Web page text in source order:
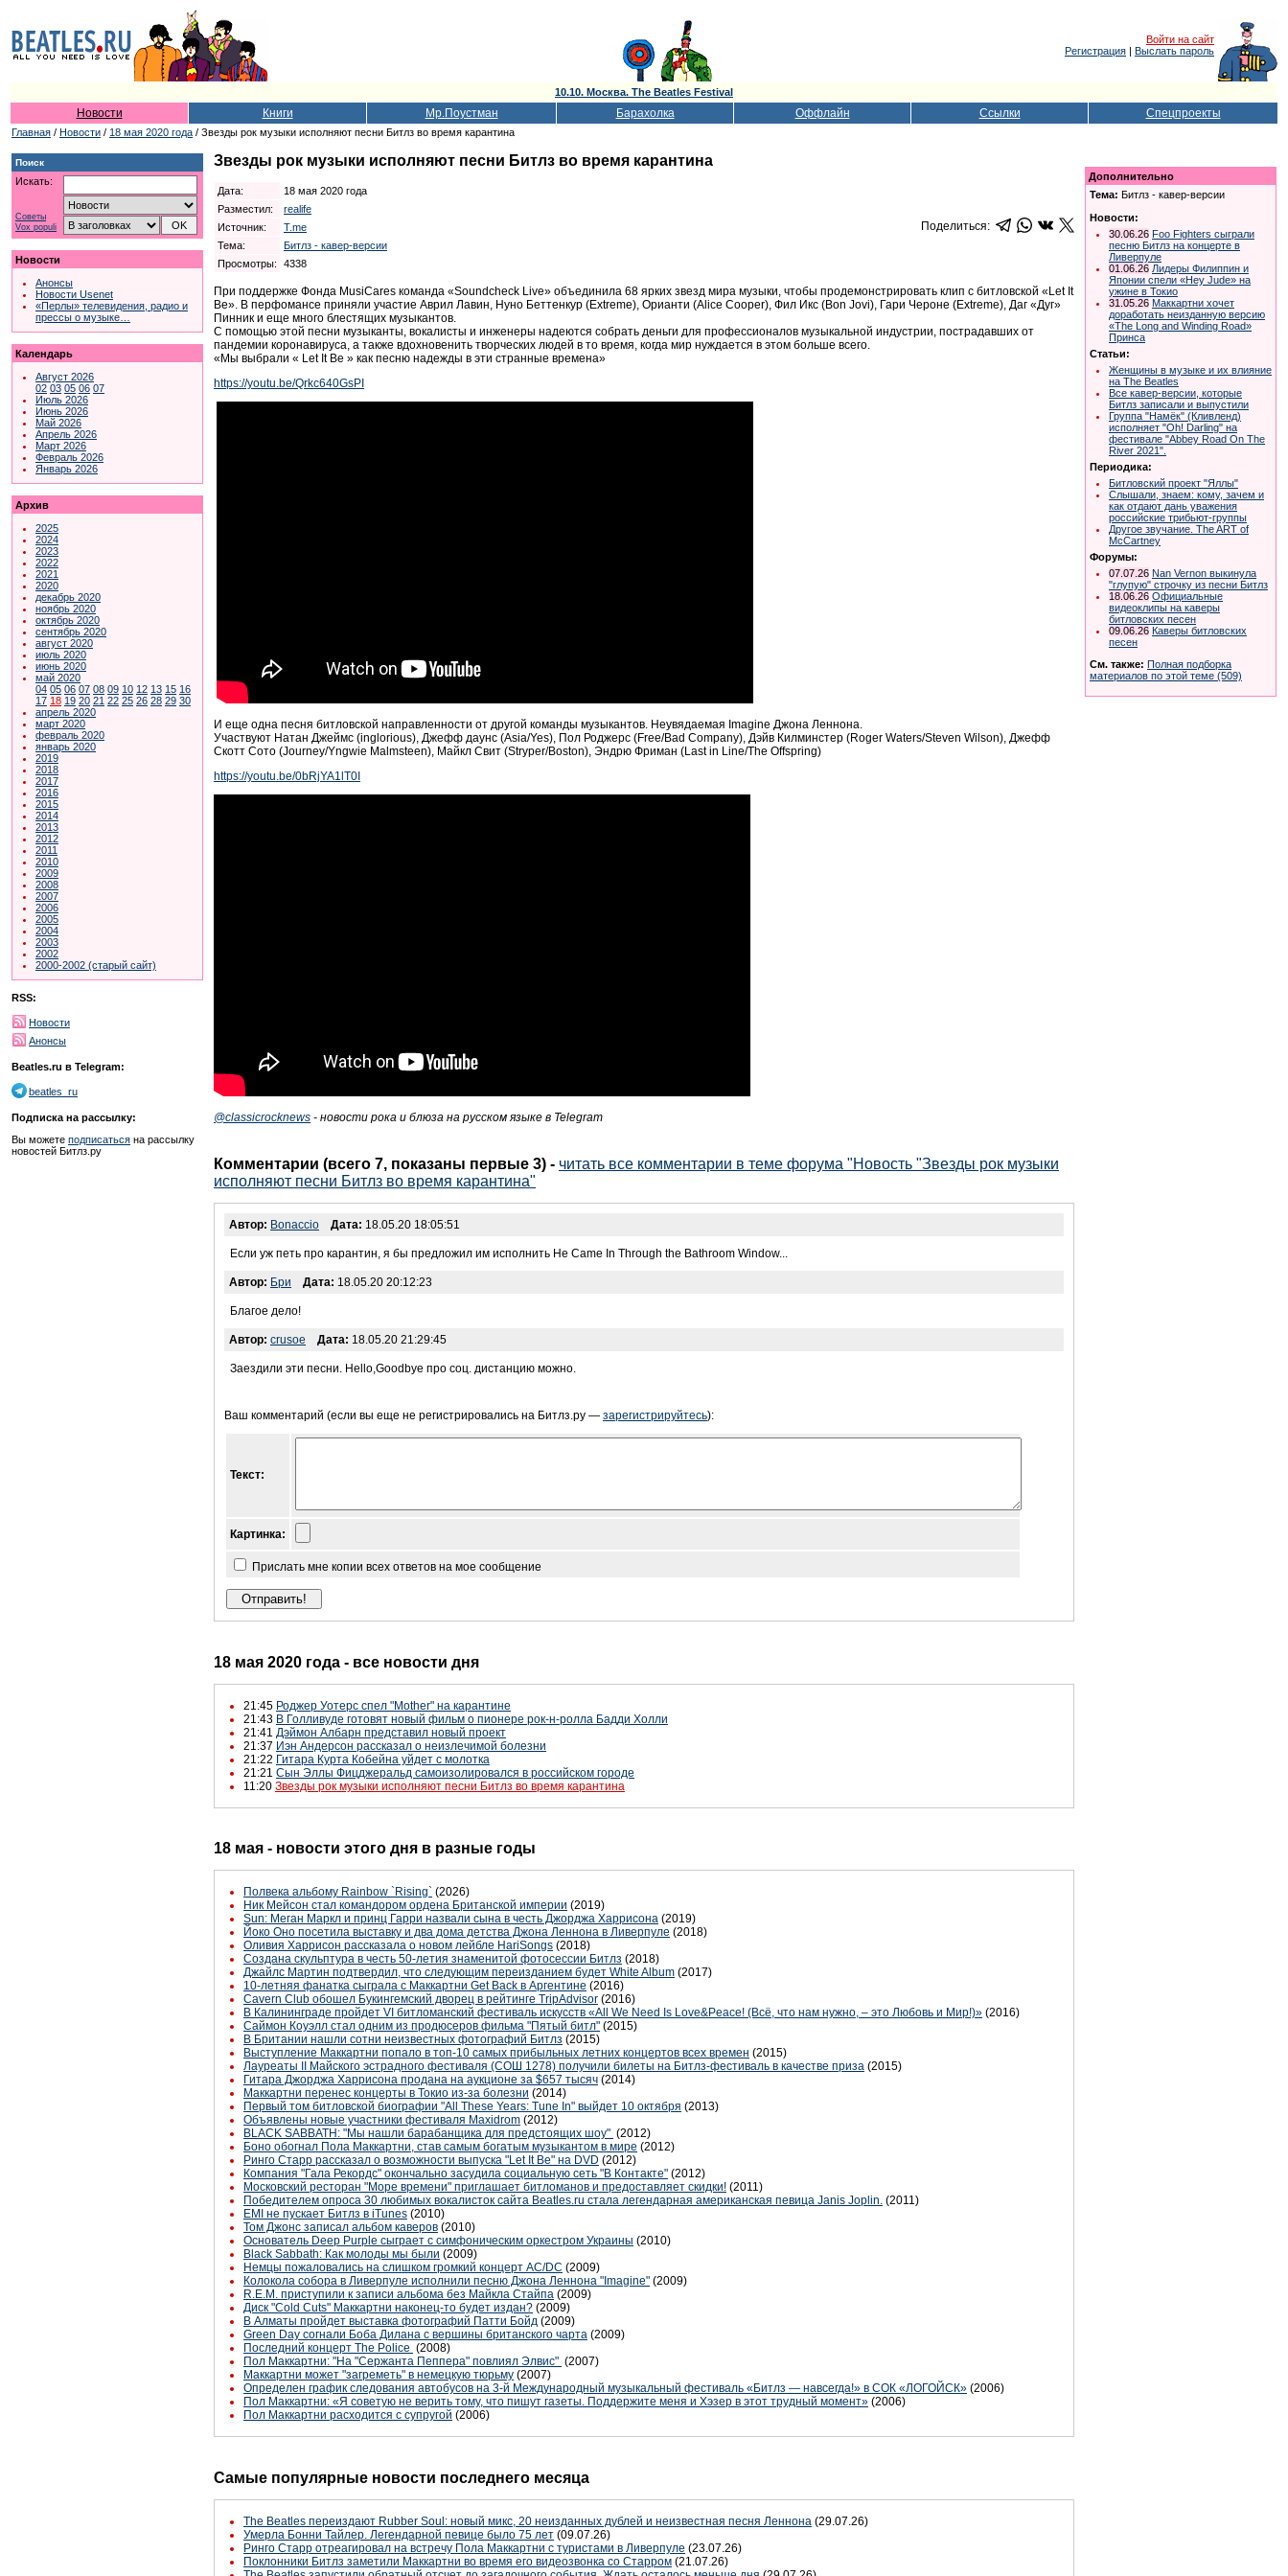
Войти на сайт
Регистрация | Выслать пароль
10.10. Москва. The Beatles Festival
Новости Книги Мр.Поустман Барахолка Оффлайн Ссылки Спецпроекты
Главная / Новости / 18 мая 2020 года / Звезды рок музыки исполняют песни Битлз во время карантина
Поиск
Искать:
Советы
Vox populi
Новости
Анонсы
Новости Usenet
«Перлы» телевидения, радио и
прессы о музыке…
Календарь
Август 2026
02 03 05 06 07
Июль 2026
Июнь 2026
Май 2026
Апрель 2026
Март 2026
Февраль 2026
Январь 2026
Архив
2025
2024
2023
2022
2021
2020
декабрь 2020
ноябрь 2020
октябрь 2020
сентябрь 2020
август 2020
июль 2020
июнь 2020
май 2020
04 05 06 07 08 09 10 12 13 15 16
17 18 19 20 21 22 25 26 28 29 30
апрель 2020
март 2020
февраль 2020
январь 2020
2019
2018
2017
2016
2015
2014
2013
2012
2011
2010
2009
2008
2007
2006
2005
2004
2003
2002
2000-2002 (старый сайт)
RSS:
Новости
Анонсы
Beatles.ru в Telegram:
beatles_ru
Подписка на рассылку:
Вы можете подписаться на рассылку
новостей Битлз.ру
Звезды рок музыки исполняют песни Битлз во время карантина
Дата:
18 мая 2020 года
Разместил:
realife
Источник:
T.me
Тема:
Битлз - кавер-версии
Просмотры:
4338
Поделиться:
При поддержке Фонда MusiCares команда «Soundcheck Live» объединила 68 ярких звезд мира музыки, чтобы продемонстрировать клип с битловской «Let It
Be». В перфомансе приняли участие Аврил Лавин, Нуно Беттенкур (Extreme), Орианти (Alice Cooper), Фил Икс (Bon Jovi), Гари Чероне (Extreme), Даг «Дуг»
Пинник и еще много блестящих музыкантов.
С помощью этой песни музыканты, вокалисты и инженеры надеются собрать деньги для профессионалов музыкальной индустрии, пострадавших от
пандемии коронавируса, а также вдохновенить творческих людей в то время, когда мир нуждается в этом больше всего.
«Мы выбрали « Let It Be » как песню надежды в эти странные времена»
https://youtu.be/Qrkc640GsPI
И еще одна песня битловской направленности от другой команды музыкантов. Неувядаемая Imagine Джона Леннона.
Участвуют Натан Джеймс (inglorious), Джефф даунс (Asia/Yes), Пол Роджерс (Free/Bad Company), Дэйв Килминстер (Roger Waters/Steven Wilson), Джефф
Скотт Сото (Journey/Yngwie Malmsteen), Майкл Свит (Stryper/Boston), Эндрю Фриман (Last in Line/The Offspring)
https://youtu.be/0bRjYA1lT0I
@classicrocknews - новости рока и блюза на русском языке в Telegram
Комментарии (всего 7, показаны первые 3) - читать все комментарии в теме форума "Новость "Звезды рок музыки
исполняют песни Битлз во время карантина"
Автор: Bonaccio Дата: 18.05.20 18:05:51
Если уж петь про карантин, я бы предложил им исполнить He Came In Through the Bathroom Window...
Автор: Бри Дата: 18.05.20 20:12:23
Благое дело!
Автор: crusoe Дата: 18.05.20 21:29:45
Заездили эти песни. Hello,Goodbye про соц. дистанцию можно.
Ваш комментарий (если вы еще не регистрировались на Битлз.ру — зарегистрируйтесь):
Текст:
Картинка:
Прислать мне копии всех ответов на мое сообщение
18 мая 2020 года - все новости дня
21:45 Роджер Уотерс спел "Mother" на карантине
21:43 В Голливуде готовят новый фильм о пионере рок-н-ролла Бадди Холли
21:41 Дэймон Албарн представил новый проект
21:37 Иэн Андерсон рассказал о неизлечимой болезни
21:22 Гитара Курта Кобейна уйдет с молотка
21:21 Сын Эллы Фицджеральд самоизолировался в российском городе
11:20 Звезды рок музыки исполняют песни Битлз во время карантина
18 мая - новости этого дня в разные годы
Полвека альбому Rainbow `Rising` (2026)
Ник Мейсон стал командором ордена Британской империи (2019)
Sun: Меган Маркл и принц Гарри назвали сына в честь Джорджа Харрисона (2019)
Йоко Оно посетила выставку и два дома детства Джона Леннона в Ливерпуле (2018)
Оливия Харрисон рассказала о новом лейбле HariSongs (2018)
Создана скульптура в честь 50-летия знаменитой фотосессии Битлз (2018)
Джайлс Мартин подтвердил, что следующим переизданием будет White Album (2017)
10-летняя фанатка сыграла с Маккартни Get Back в Аргентине (2016)
Cavern Club обошел Букингемский дворец в рейтинге TripAdvisor (2016)
В Калининграде пройдет VI битломанский фестиваль искусств «All We Need Is Love&Peace! (Всё, что нам нужно, – это Любовь и Мир!)» (2016)
Саймон Коуэлл стал одним из продюсеров фильма "Пятый битл" (2015)
В Британии нашли сотни неизвестных фотографий Битлз (2015)
Выступление Маккартни попало в топ-10 самых прибыльных летних концертов всех времен (2015)
Лауреаты II Майского эстрадного фестиваля (СОШ 1278) получили билеты на Битлз-фестиваль в качестве приза (2015)
Гитара Джорджа Харрисона продана на аукционе за $657 тысяч (2014)
Маккартни перенес концерты в Токио из-за болезни (2014)
Первый том битловской биографии "All These Years: Tune In" выйдет 10 октября (2013)
Объявлены новые участники фестиваля Maxidrom (2012)
BLACK SABBATH: "Мы нашли барабанщика для предстоящих шоу" (2012)
Боно обогнал Пола Маккартни, став самым богатым музыкантом в мире (2012)
Ринго Старр рассказал о возможности выпуска "Let It Be" на DVD (2012)
Компания "Гала Рекордс" окончально засудила социальную сеть "В Контакте" (2012)
Московский ресторан "Море времени" приглашает битломанов и предоставляет скидки! (2011)
Победителем опроса 30 любимых вокалисток сайта Beatles.ru стала легендарная американская певица Janis Joplin. (2011)
EMI не пускает Битлз в iTunes (2010)
Том Джонс записал альбом каверов (2010)
Основатель Deep Purple сыграет с симфоническим оркестром Украины (2010)
Black Sabbath: Как молоды мы были (2009)
Немцы пожаловались на слишком громкий концерт AC/DC (2009)
Колокола собора в Ливерпуле исполнили песню Джона Леннона "Imagine" (2009)
R.E.M. приступили к записи альбома без Майкла Стайпа (2009)
Диск "Cold Cuts" Маккартни наконец-то будет издан? (2009)
В Алматы пройдет выставка фотографий Патти Бойд (2009)
Green Day согнали Боба Дилана с вершины британского чарта (2009)
Последний концерт The Police (2008)
Пол Маккартни: "На "Сержанта Пеппера" повлиял Элвис" (2007)
Маккартни может "загреметь" в немецкую тюрьму (2007)
Определен график следования автобусов на 3-й Международный музыкальный фестиваль «Битлз — навсегда!» в СОК «ЛОГОЙСК» (2006)
Пол Маккартни: «Я советую не верить тому, что пишут газеты. Поддержите меня и Хэзер в этот трудный момент» (2006)
Пол Маккартни расходится с супругой (2006)
Самые популярные новости последнего месяца
The Beatles переиздают Rubber Soul: новый микс, 20 неизданных дублей и неизвестная песня Леннона (29.07.26)
Умерла Бонни Тайлер. Легендарной певице было 75 лет (09.07.26)
Ринго Старр отреагировал на встречу Пола Маккартни с туристами в Ливерпуле (23.07.26)
Поклонники Битлз заметили Маккартни во время его видеозвонка со Старром (21.07.26)
Дополнительно
Тема: Битлз - кавер-версии
Новости:
30.06.26 Foo Fighters сыграли
песню Битлз на концерте в
Ливерпуле
01.06.26 Лидеры Филиппин и
Японии спели «Hey Jude» на
ужине в Токио
31.05.26 Маккартни хочет
доработать неизданную версию
«The Long and Winding Road»
Принса
Статьи:
Женщины в музыке и их влияние
на The Beatles
Все кавер-версии, которые
Битлз записали и выпустили
Группа "Намёк" (Кливленд)
исполняет "Oh! Darling" на
фестивале "Abbey Road On The
River 2021".
Периодика:
Битловский проект "Яллы"
Слышали, знаем: кому, зачем и
как отдают дань уважения
российские трибьют-группы
Другое звучание. The ART of
McCartney
Форумы:
07.07.26 Nan Vernon выкинула
"глупую" строчку из песни Битлз
18.06.26 Официальные
видеоклипы на каверы
битловских песен
09.06.26 Каверы битловских
песен
См. также: Полная подборка
материалов по этой теме (509)